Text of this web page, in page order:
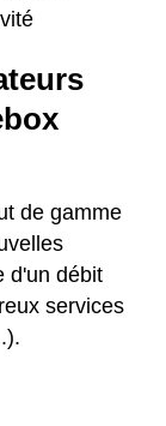
de gamme
d'un débit
services